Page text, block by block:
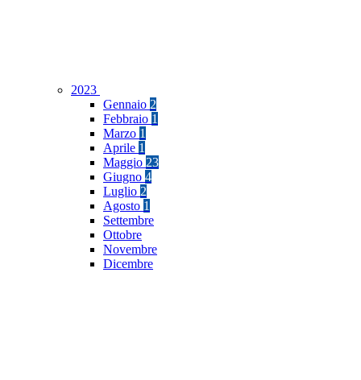
2023
Gennaio 2
Febbraio 1
Marzo 1
Aprile 1
Maggio 23
Giugno 4
Luglio 2
Agosto 1
Settembre
Ottobre
Novembre
Dicembre